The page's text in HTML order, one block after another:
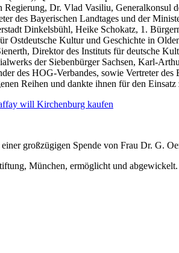
Regierung, Dr. Vlad Vasiliu,
des Bayerischen Landtages und der
Dinkelsbühl, Heike Schokatz, 1.
Ostdeutsche Kultur und Geschichte in
Direktor des Instituts für deutsche
der Siebenbürger Sachsen, Karl-
des HOG-Verbandes, sowie Vertreter
Reihen und dankte ihnen für den
will Kirchenburg kaufen
großzügigen Spende von Frau Dr. G.
München, ermöglicht und abgewickelt.